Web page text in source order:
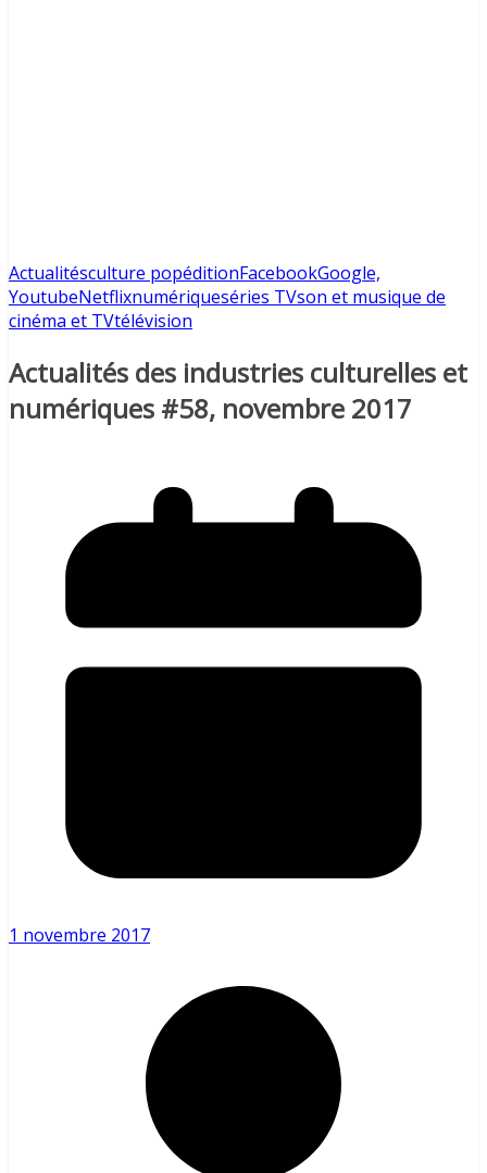
Actualitésculture popéditionFacebookGoogle,
YoutubeNetflixnumériqueséries TVson et musique de
cinéma et TVtélévision
Actualités des industries culturelles et
numériques #58, novembre 2017
1 novembre 2017